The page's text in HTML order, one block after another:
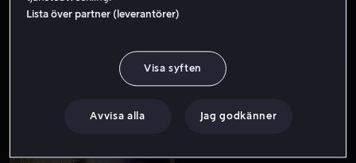
Från 49 kr
Lista över partner (leverantörer)
Visa syften
Avvisa alla Jag godkänner